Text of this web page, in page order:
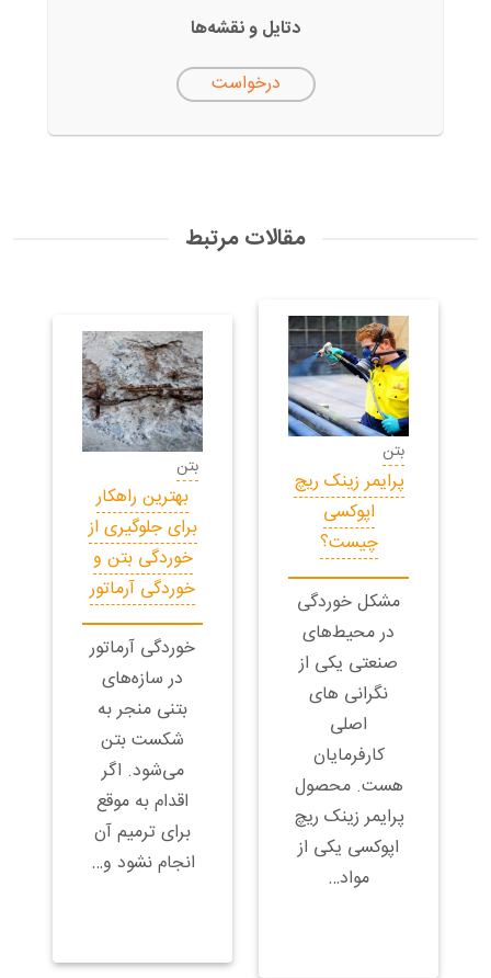
دتایل‌ و نقشه‌ها
درخواست
مقالات مرتبط
بتن
پرایمر زینک ریچ
اپوکسی
چیست؟
مشکل خوردگی
در محیط‌های
صنعتی یکی از
نگرانی های
اصلی
کارفرمایان
هست. محصول
پرایمر زینک ریچ
اپوکسی یکی از
مواد…
بتن
بهترین راهکار
برای جلوگیری از
خوردگی بتن و
خوردگی آرماتور
خوردگی آرماتور
در سازه‌های
بتنی منجر به
شکست بتن
می‌شود. اگر
اقدام به موقع
برای ترمیم آن
انجام نشود و…